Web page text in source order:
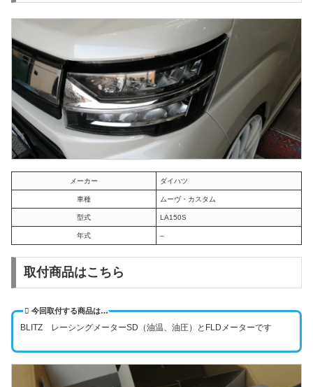
メーカー ダイハツ
車種 ムーヴ・カスタム
型式 LA150S
年式 –
取付商品はこちら
今回取付する商品は…
BLITZ レーシングメーターSD（油温、油圧）とFLDメーターです